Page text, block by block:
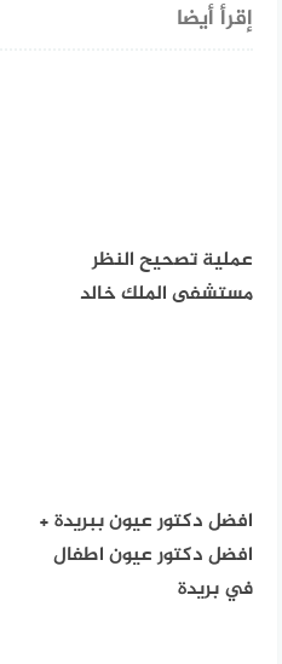
إقرأ أيضا
عملية تصحيح النظر
مستشفى الملك خالد
افضل دكتور عيون ببريدة +
افضل دكتور عيون اطفال
في بريدة